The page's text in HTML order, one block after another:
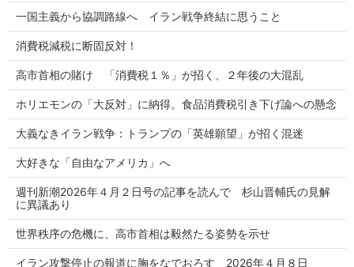
一国主義から協調路線へ イラン戦争終結に思うこと
消費税減税に断固反対！
高市首相の賭け 「消費税１％」が招く、２年後の大混乱
ホリエモンの「大反対」に納得。食品消費税引き下げ論への懸念
大義なきイラン戦争：トランプの「英雄願望」が招く混迷
大好きな「自由なアメリカ」へ
週刊新潮2026年４月２日号の記事を読んで 杉山晋輔氏の見解
に異議あり
世界秩序の危機に、高市首相は毅然たる姿勢を示せ
イラン攻撃停止の報道に胸をなでおろす 2026年４月８日